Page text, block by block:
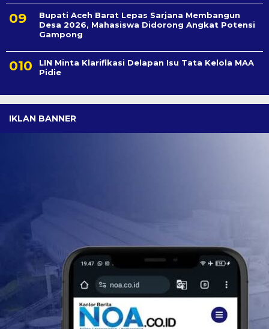
Bupati Aceh Barat Lepas Sarjana Membangun
Desa 2026, Mahasiswa Didorong Angkat Potensi
Gampong
LIN Minta Klarifikasi Delapan Isu Tata Kelola MAA
Pidie
IKLAN BANNER